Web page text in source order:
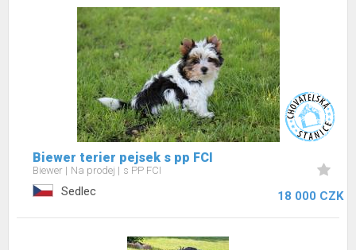
Biewer terier pejsek s pp FCI
Biewer Na prodej s PP FCI
Sedlec 18 000 CZK